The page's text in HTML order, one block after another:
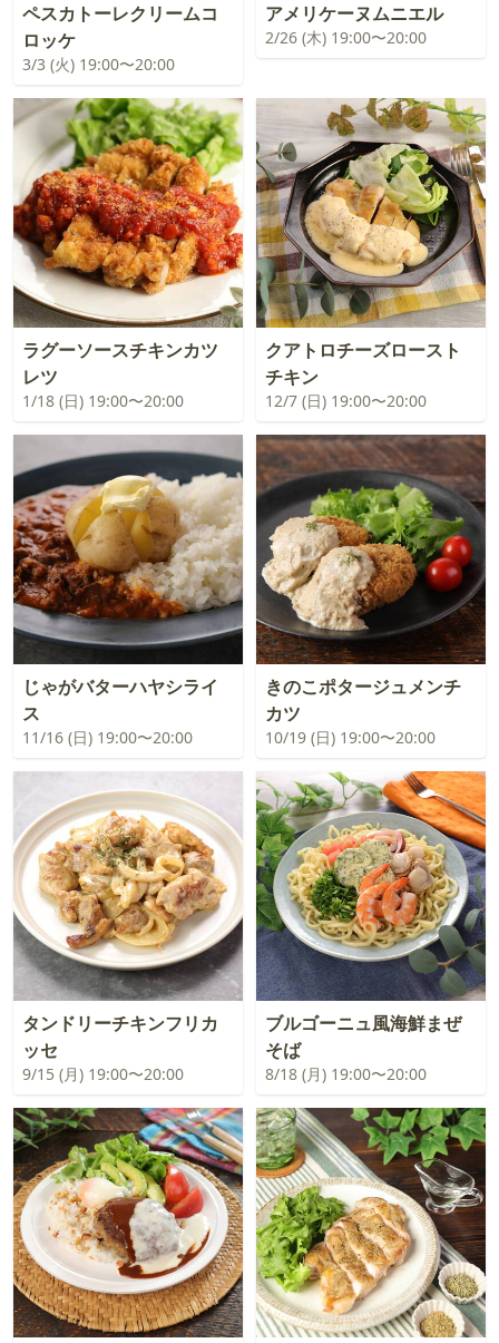
ペスカトーレクリームコ
ロッケ
3/3 (火) 19:00〜20:00
アメリケーヌムニエル
2/26 (木) 19:00〜20:00
ラグーソースチキンカツ
レツ
1/18 (日) 19:00〜20:00
クアトロチーズロースト
チキン
12/7 (日) 19:00〜20:00
じゃがバターハヤシライ
ス
11/16 (日) 19:00〜20:00
きのこポタージュメンチ
カツ
10/19 (日) 19:00〜20:00
タンドリーチキンフリカ
ッセ
9/15 (月) 19:00〜20:00
ブルゴーニュ風海鮮まぜ
そば
8/18 (月) 19:00〜20:00